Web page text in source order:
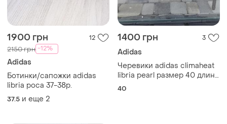
1900 грн 12
2150 грн -12%
Adidas
Ботинки/сапожки adidas
libria poca 37-38р.
37.5 и еще 2
1400 грн 3
Adidas
Черевики adidas climaheat
libria pearl размер 40 длина
стельки 25 см состояние
40